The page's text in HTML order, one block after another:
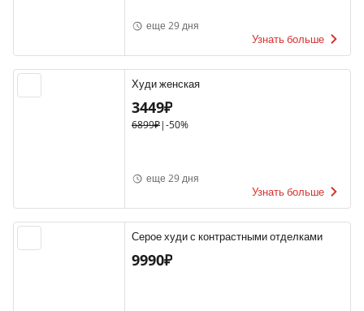
еще 29 дня
Узнать больше
Худи женская
3449₽
6899₽|-50%
еще 29 дня
Узнать больше
Серое худи с контрастными отделками
9990₽